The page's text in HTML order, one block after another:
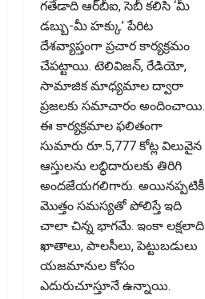
గతేడాది ఆర్‌బీఐ, సెబీ కలిసి ‘మీ
డబ్బు-మీ హక్కు’ పేరిట
దేశవ్యాప్తంగా ప్రచార కార్యక్రమం
చేపట్టాయి. టెలివిజన్‌, రేడియో,
సామాజిక మాధ్యమాల ద్వారా
ప్రజలకు సమాచారం అందించాయి.
ఈ కార్యక్రమాల ఫలితంగా
సుమారు రూ.5,777 కోట్ల విలువైన
ఆస్తులను లబ్ధిదారులకు తిరిగి
అందజేయగలిగారు. అయినప్పటికీ
మొత్తం సమస్యతో పోలిస్తే ఇది
చాలా చిన్న భాగమే. ఇంకా లక్షలాది
ఖాతాలు, పాలసీలు, పెట్టుబడులు
యజమానుల కోసం
ఎదురుచూస్తూనే ఉన్నాయి.